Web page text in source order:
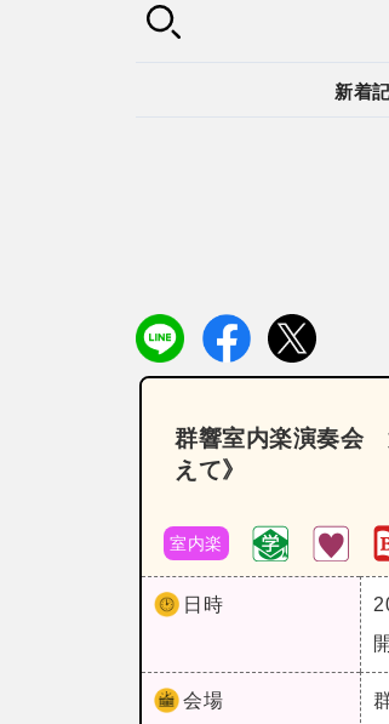
新着
群響室内楽演奏会
えて》
室内楽
日時
会場